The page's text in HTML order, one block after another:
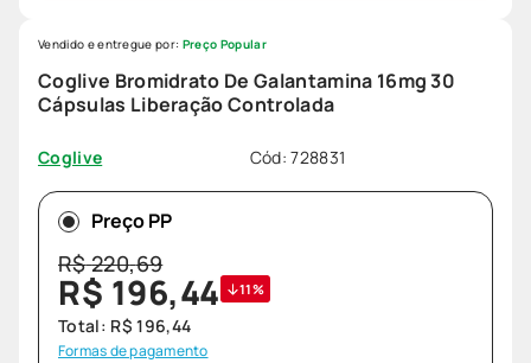
Coglive Bromidrato De Galantamina 16mg 30
Cápsulas Liberação Controlada
Coglive Cód:728831
Vendido e entregue por: Preço Popular
Preço PP
R$220,69
R$ 196,44 11%
Total: R$ 196,44
Formas de pagamento